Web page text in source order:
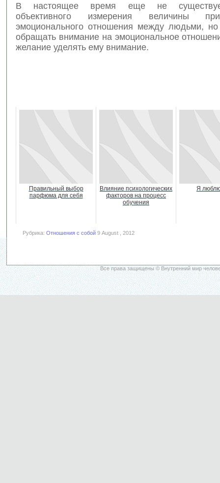
В настоящее время еще не
объективного измерения величины
эмоционального отношения между людьми,
обращать внимание на эмоциональное
желание уделять ему внимание.
Правильный выбор
парфюма для себя
Влияние психологических
факторов на процесс
обучения
Я
Рубрика: Отношения с собой 9 August , 2012
Все права защищены © Внутренний мир